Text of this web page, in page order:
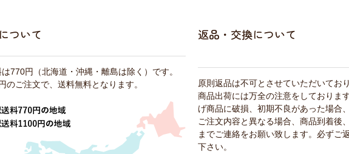
ついて
770円（北海道・沖縄・離島は除く）です。
のご注文で、送料無料となります。
返品・交換について
原則返品は不可とさせていただいてお
商品出荷には万全の注意をしておりま
げ商品に破損、初期不良があった場合
ご注文内容と異なる場合、商品到着後
までご連絡をお願い致します。必ずご
下さい。